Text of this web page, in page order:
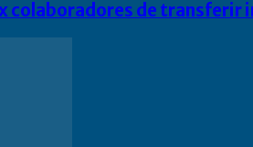
colaboradores de